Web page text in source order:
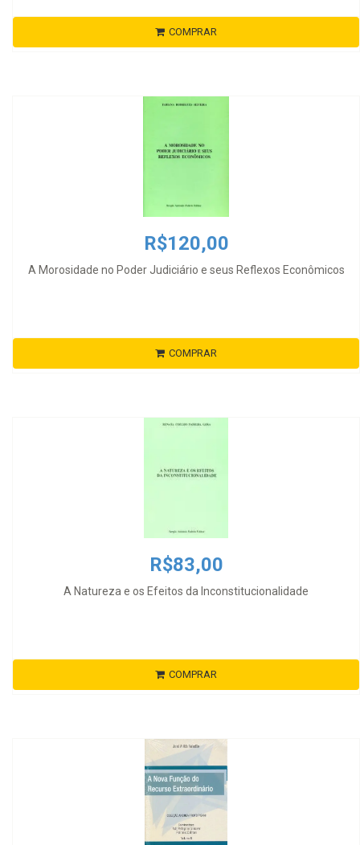
COMPRAR
R$120,00
A Morosidade no Poder Judiciário e seus Reflexos Econômicos
COMPRAR
R$83,00
A Natureza e os Efeitos da Inconstitucionalidade
COMPRAR